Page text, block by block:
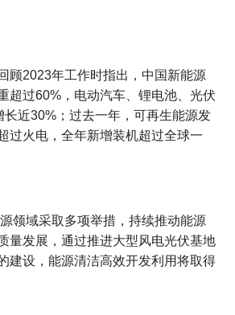
顾2023年工作时指出，中国新能源
超过60%，电动汽车、锂电池、光伏
长近30%；过去一年，可再生能源发
过火电，全年新增装机超过全球一
领域采取多项举措，持续推动能源
量发展，通过推进大型风电光伏基地
建设，能源清洁高效开发利用将取得